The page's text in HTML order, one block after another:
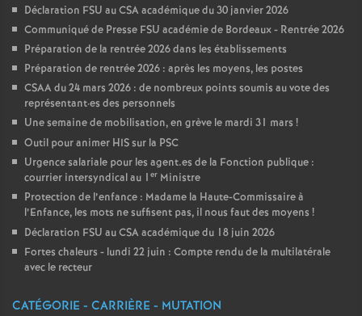
Déclaration FSU au CSA académique du 30 janvier 2026
Communiqué de Presse FSU académie de Bordeaux - Rentrée 2026
Préparation de la rentrée 2026 dans les établissements
Préparation de rentrée 2026 : après les moyens, les postes
CSAA du 24 mars 2026 : de nombreux points soumis au vote des
représentant·es des personnels
Une semaine de mobilisation, en grève le mardi 31 mars !
Outil pour animer HIS sur la PSC
Urgence salariale pour les agent.es de la Fonction publique :
courrier intersyndical au 1 er Ministre
Protection de l’enfance : Madame la Haute-Commissaire à
l’Enfance, les mots ne suffisent pas, il nous faut des moyens !
Déclaration FSU au CSA académique du 18 juin 2026
Fortes chaleurs - lundi 22 juin : Compte rendu de la multilatérale
avec le recteur
CATÉGORIE - CARRIÈRE - MUTATION